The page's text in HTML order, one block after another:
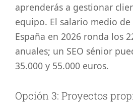
aprenderás a gestionar
equipo. El salario medio
España en 2026 ronda los
anuales; un SEO sénior
35.000 y 55.000 euros.
Opción 3: Proyectos